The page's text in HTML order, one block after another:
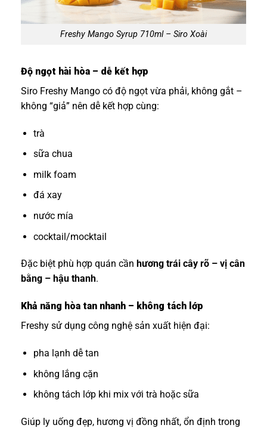
Freshy Mango Syrup 710ml – Siro Xoài
Độ ngọt hài hòa – dễ kết hợp
Siro Freshy Mango có độ ngọt vừa phải, không gắt –
không “giả” nên dễ kết hợp cùng:
trà
sữa chua
milk foam
đá xay
nước mía
cocktail/mocktail
Đặc biệt phù hợp quán cần hương trái cây rõ – vị cân
bằng – hậu thanh.
Khả năng hòa tan nhanh – không tách lớp
Freshy sử dụng công nghệ sản xuất hiện đại:
pha lạnh dễ tan
không lắng cặn
không tách lớp khi mix với trà hoặc sữa
Giúp ly uống đẹp, hương vị đồng nhất, ổn định trong